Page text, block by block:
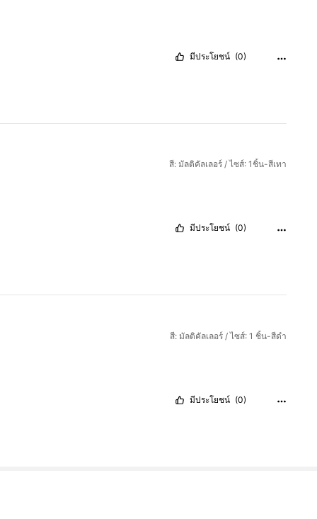
มีประโยชน์ (0)
สี: มัลติคัลเลอร์ / ไซส์: 1ชิ้น-สีเทา
มีประโยชน์ (0)
สี: มัลติคัลเลอร์ / ไซส์: 1 ชิ้น-สีดำ
มีประโยชน์ (0)